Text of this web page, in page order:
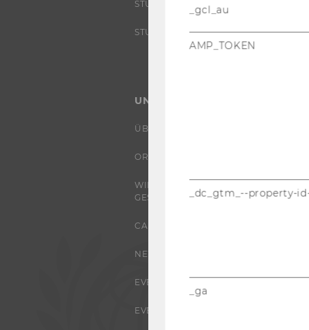
STUDIENINTERESSIERTE
STUDENT CLUBS
UNIVERSITÄT
ÜBER DIE WU
ORGANISATION
WIRTSCHAFT UND
GESELLSCHAFT
CAMPUS
NEWS
EVENTS ARCHIV
EVENTS
_gcl_au
AMP_TOKEN
_dc_gtm_--property-
_ga